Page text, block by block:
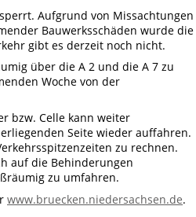
Aufgrund von Missachtungen
Bauwerksschäden wurde die
gibt es derzeit noch nicht.
über die A 2 und die A 7 zu
Woche von der
bzw. Celle kann weiter
Seite wieder auffahren.
zu rechnen.
auf die Behinderungen
zu umfahren.
www.bruecken.niedersachsen.de.